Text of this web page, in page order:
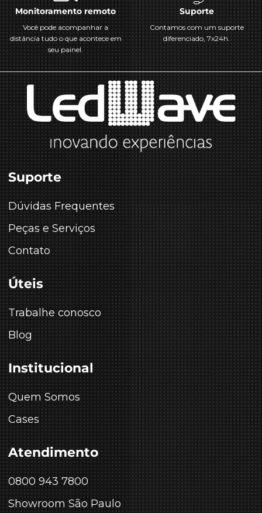
Monitoramento remoto
Você pode acompanhar a
distância tudo o que acontece em
seu painel.
Suporte
Contamos com um suporte
diferenciado, 7x24h.
Suporte
Dúvidas Frequentes
Peças e Serviços
Contato
Úteis
Trabalhe conosco
Blog
Institucional
Quem Somos
Cases
Atendimento
0800 943 7800
Showroom São Paulo